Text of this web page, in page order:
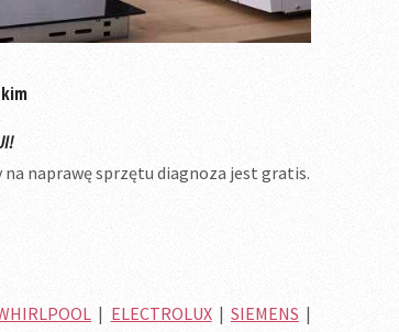
na naprawę sprzętu diagnoza jest gratis.
| ELECTROLUX| SIEMENS |